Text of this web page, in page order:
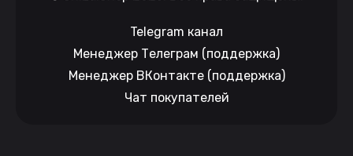
Telegram канал
Менеджер Телеграм (поддержка)
Менеджер ВКонтакте (поддержка)
Чат покупателей